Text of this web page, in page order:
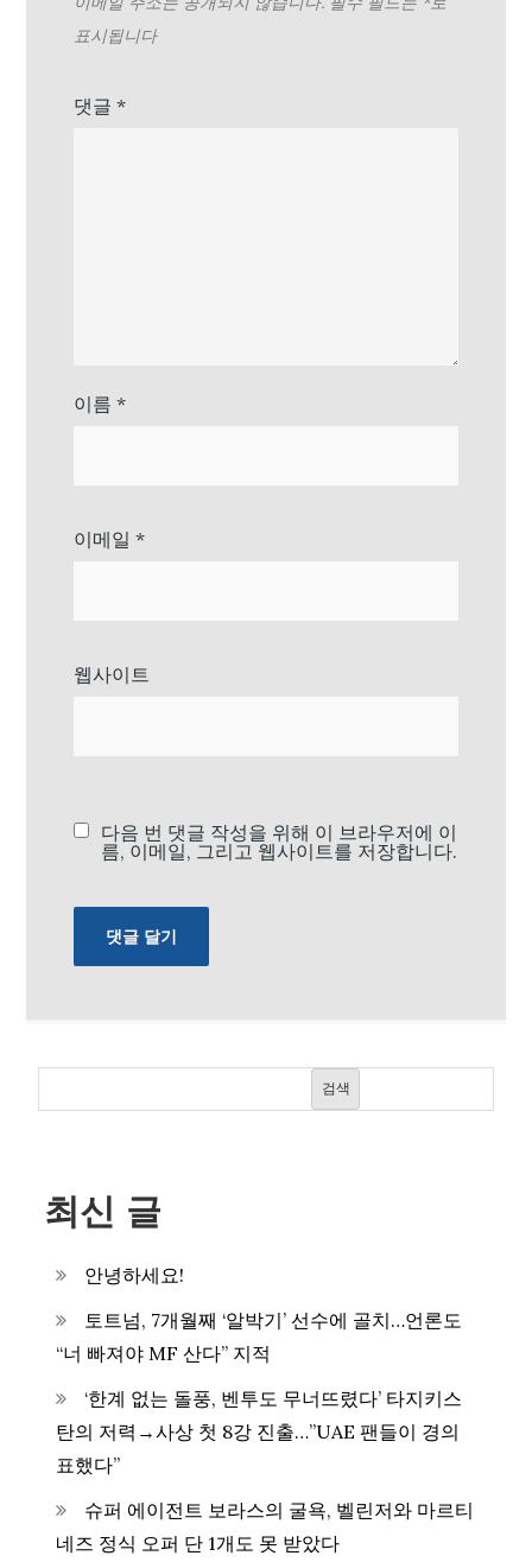
표시됩니다
댓글*
이름*
이메일*
웹사이트
다음 번 댓글 작성을 위해 이 브라우저에 이
름, 이메일, 그리고 웹사이트를 저장합니다.
검색
최신 글
안녕하세요!
토트넘, 7개월째 ‘알박기’ 선수에 골치…언론도
“너 빠져야 MF 산다” 지적
‘한계 없는 돌풍, 벤투도 무너뜨렸다’ 타지키스
탄의 저력→사상 첫 8강 진출…”UAE 팬들이 경의
표했다”
슈퍼 에이전트 보라스의 굴욕, 벨린저와 마르티
네즈 정식 오퍼 단 1개도 못 받았다